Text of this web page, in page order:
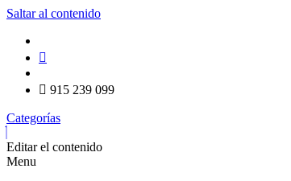
Saltar al contenido
915 239 099
Categorías
Editar el contenido
Menu